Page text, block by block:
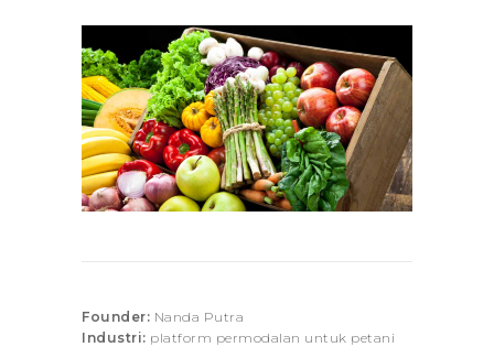
Founder: Nanda Putra
Industri: platform permodalan untuk petani